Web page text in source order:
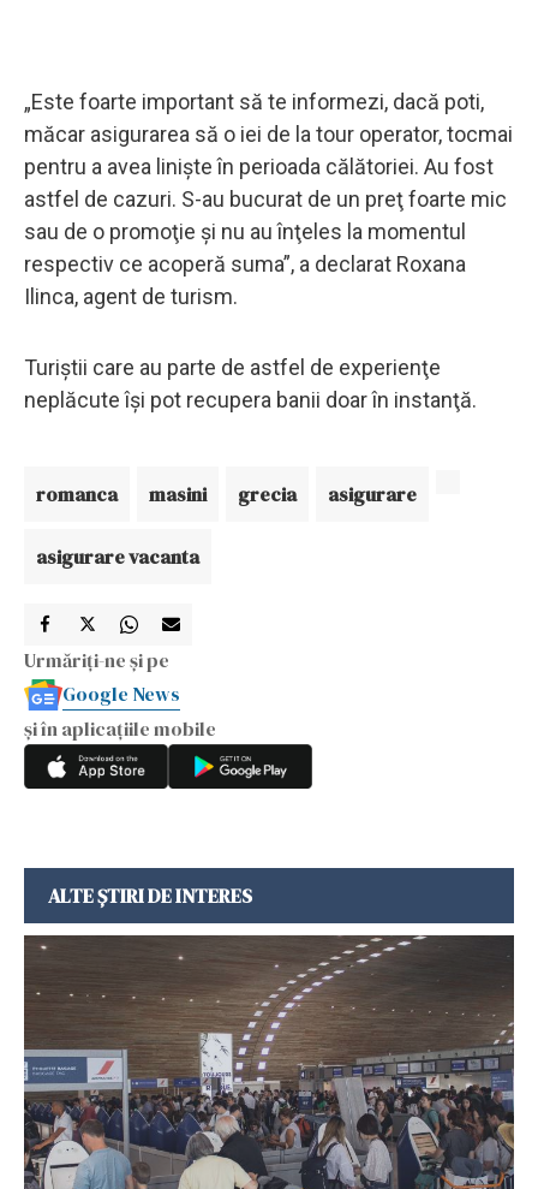
„Este foarte important să te informezi, dacă poti,
măcar asigurarea să o iei de la tour operator, tocmai
pentru a avea linişte în perioada călătoriei. Au fost
astfel de cazuri. S-au bucurat de un preţ foarte mic
sau de o promoţie şi nu au înţeles la momentul
respectiv ce acoperă suma”, a declarat Roxana
Ilinca, agent de turism.
Turiştii care au parte de astfel de experienţe
neplăcute îşi pot recupera banii doar în instanţă.
romanca masini grecia asigurare
asigurare vacanta
Urmăriți-ne și pe
Google News
și în aplicațiile mobile
ALTE ȘTIRI DE INTERES